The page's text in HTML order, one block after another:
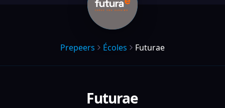
Prepeers Écoles Futurae
Futurae